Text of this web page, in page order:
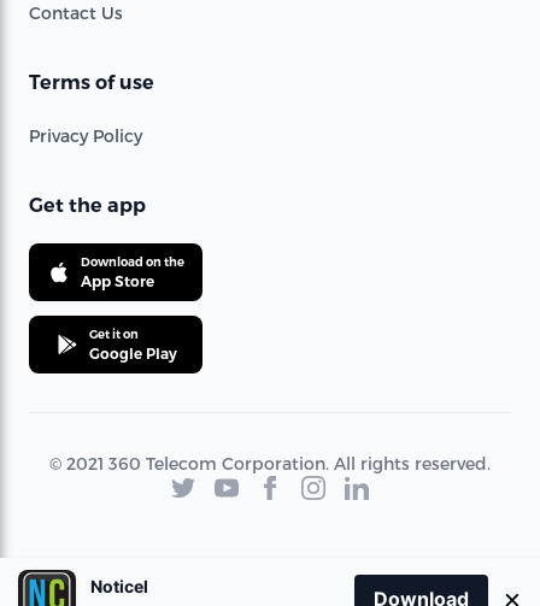
Contact Us
Terms of use
Privacy Policy
Get the app
Download on the
App Store
Get it on
Google Play
© 2021 360 Telecom Corporation. All rights reserved.
Noticel
Download ×